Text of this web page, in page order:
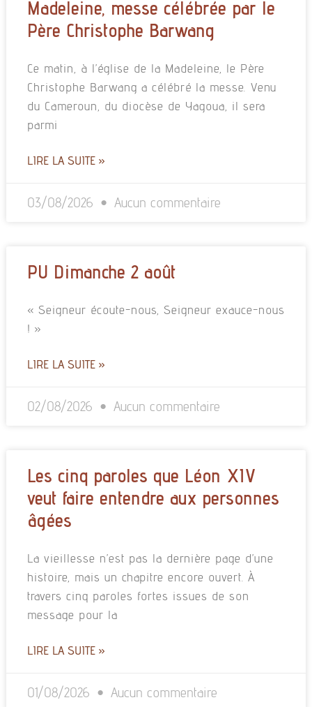
Madeleine, messe célébrée par le
Père Christophe Barwang
Ce matin, à l’église de la Madeleine, le Père
Christophe Barwang a célébré la messe. Venu
du Cameroun, du diocèse de Yagoua, il sera
parmi
LIRE LA SUITE »
03/08/2026 Aucun commentaire
PU Dimanche 2 août
« Seigneur écoute-nous, Seigneur exauce-nous
! »
LIRE LA SUITE »
02/08/2026 Aucun commentaire
Les cinq paroles que Léon XIV
veut faire entendre aux personnes
âgées
La vieillesse n’est pas la dernière page d’une
histoire, mais un chapitre encore ouvert. À
travers cinq paroles fortes issues de son
message pour la
LIRE LA SUITE »
01/08/2026 Aucun commentaire